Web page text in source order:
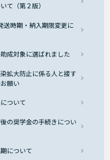
て（第２版）
送時期・納入期限変更に
成対象に選ばれました
拡大防止に係る人と接す
願い
ついて
の奨学金の手続きについ
について